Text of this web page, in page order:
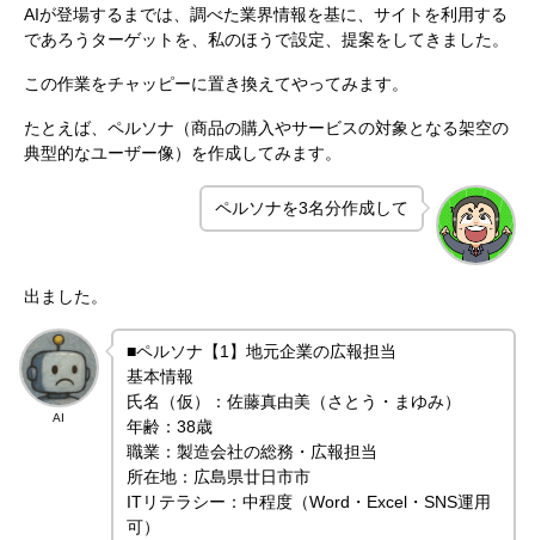
AIが登場するまでは、調べた業界情報を基に、サイトを利用する
であろうターゲットを、私のほうで設定、提案をしてきました。
この作業をチャッピーに置き換えてやってみます。
たとえば、ペルソナ（商品の購入やサービスの対象となる架空の
典型的なユーザー像）を作成してみます。
ペルソナを3名分作成して
出ました。
AI
■ペルソナ【1】地元企業の広報担当
基本情報
氏名（仮）：佐藤真由美（さとう・まゆみ）
年齢：38歳
職業：製造会社の総務・広報担当
所在地：広島県廿日市市
ITリテラシー：中程度（Word・Excel・SNS運用
可）